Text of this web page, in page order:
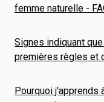
femme naturelle -
Signes indiquant
premières règles et
Pourquoi j'apprends